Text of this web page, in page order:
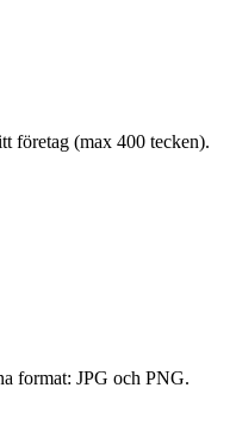
företag (max 400 tecken).
format: JPG och PNG.